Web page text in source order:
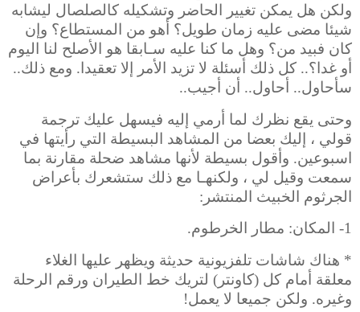
ولكن هل يمكن تغيير الحاضر وتشكيله كالصلصال ليشابه
شيئا مضى عليه زمان طويل؟ أهو من المستطاع؟ وإن
كان فبيد من؟ وهل ما كنا عليه سـابقا هو الأصلح لنا اليوم
أو غدا؟.. كل ذلك أسئلة لا تزيد الأمر إلا تعقيدا. ومع ذلك..
سأحاول.. أحاول.. أن أجيب..
وحتى يقع نظرك لما أرمي إليه فيسهل عليك ترجمة
قولي ، إليك بعضا من المشاهد البسيطة التي رأيتها في
اسبوعين. وأقول بسيطة لأنها مشاهد ضحلة مقارنة بما
سمعت وقيل لي ، ولكنهـا مع ذلك ستشعرك بأعراض
الجرثوم الخبيث المنتشر:
1- المكان: مطار الخرطوم.
* هناك شاشات تلفزيونية حديثة ويظهر عليها الغلاء
معلقة أمام كل (كاونتر) لتريك خط الطيران ورقم الرحلة
وغيره. ولكن جميعا لا يعمل!